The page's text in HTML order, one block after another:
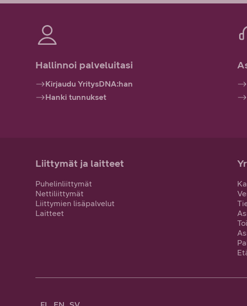
Hallinnoi palveluitasi
Kirjaudu YritysDNA:han
Hanki tunnukset
Liittymät ja laitteet
Puhelinliittymät
Nettiliittymät
Liittymien lisäpalvelut
Laitteet